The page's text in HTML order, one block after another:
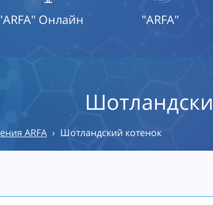
Онлайн "ARFA"
ARFA › Шотландский котенок